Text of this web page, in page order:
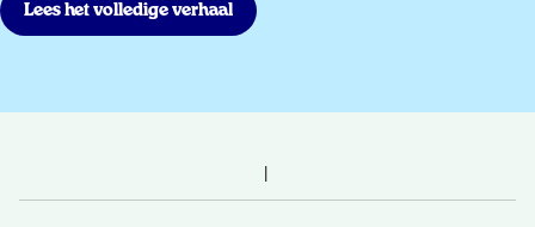
Lees het volledige verhaal